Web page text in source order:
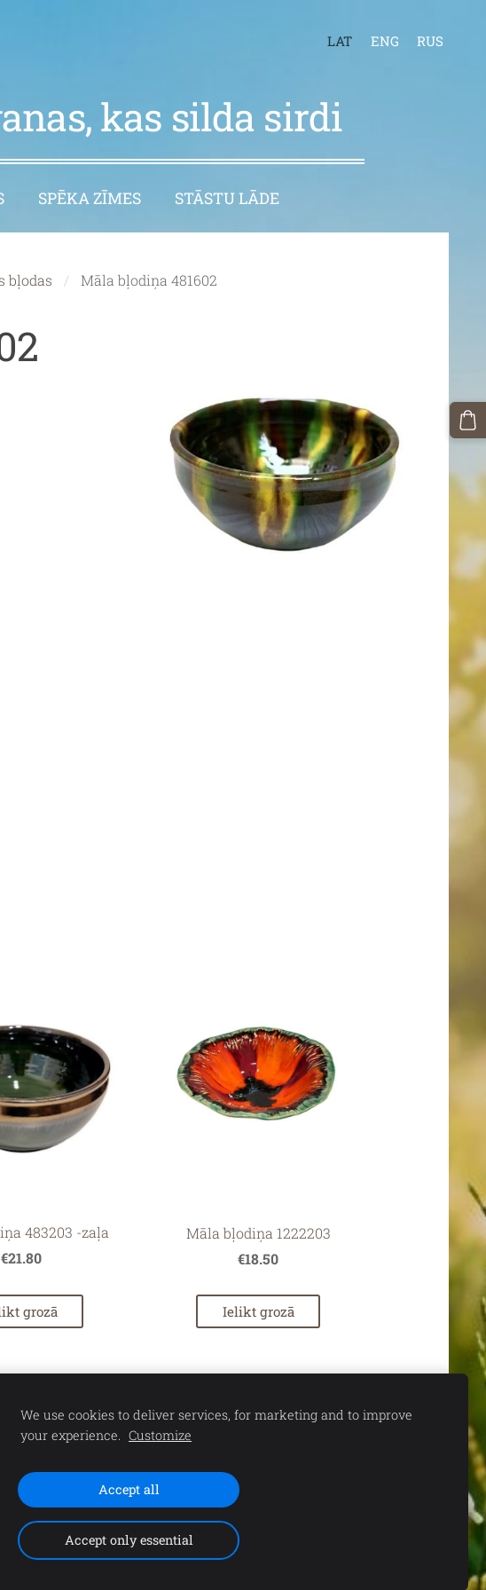
LAT ENG RUS
kas silda sirdi
SPĒKA ZĪMES STĀSTU LĀDE
bļodas Māla bļodiņa 481602
483203 -zaļa
€21.80
grozā
Māla bļodiņa 1222203
€18.50
Ielikt grozā
18.00 | S. 11.00-15.00 |
We use cookies to deliver services, for marketing and to improve
your experience. Customize
Accept all
Accept only essential